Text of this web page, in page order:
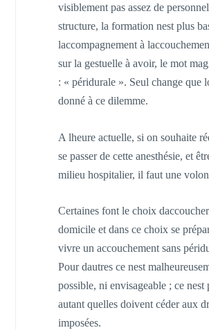
visiblement pas assez de
structure, la formation nest plus
laccompagnement à
sur la gestuelle à avoir, le mot
: « péridurale ». Seul change que
donné à ce dilemme.
A lheure actuelle, si on souhaite
se passer de cette anesthésie, et
milieu hospitalier, il faut une
Certaines font le choix
domicile et dans ce choix se
vivre un accouchement sans
Pour dautres ce nest
possible, ni envisageable ; ce nest
autant quelles doivent céder aux
imposées.